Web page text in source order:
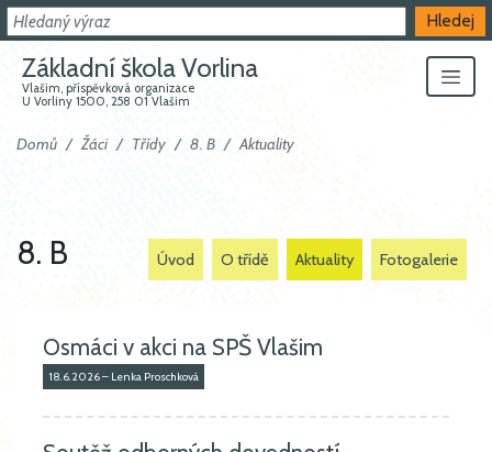
Hledat
Hledej
Základní škola Vorlina
Vlašim, příspěvková organizace
U Vorliny 1500, 258 01 Vlašim
Domů Žáci Třídy 8. B Aktuality
8. B Úvod O třídě Aktuality Fotogalerie
Osmáci v akci na SPŠ Vlašim
18.6.2026 – Lenka Proschková